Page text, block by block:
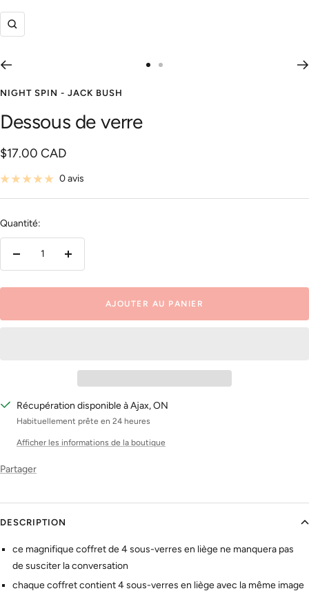
Zoom
NIGHT SPIN - JACK BUSH
Dessous de verre
Prix
de
$17.00 CAD
0 avis
Quantité:
Réduire
Augmenter
AJOUTER AU PANIER
Récupération disponible à Ajax, ON
Habituellement prête en 24 heures
Afficher les informations de la boutique
Partager
DESCRIPTION
ce magnifique coffret de 4 sous-verres en liège ne manquera pas
de susciter la conversation
chaque coffret contient 4 sous-verres en liège avec la même image